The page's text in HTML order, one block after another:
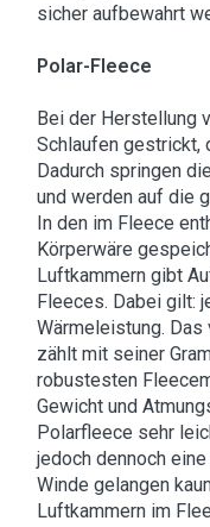
sicher aufbewahrt
Polar-Fleece
Bei der Herstellung
Schlaufen gestrickt,
Dadurch springen
und werden auf die
In den im Fleece
Körperwäre
Luftkammern gibt
Fleeces. Dabei gilt:
Wärmeleistung.
zählt mit seiner
robustesten
Gewicht und
Polarfleece sehr
jedoch dennoch
Winde gelangen
Luftkammern im